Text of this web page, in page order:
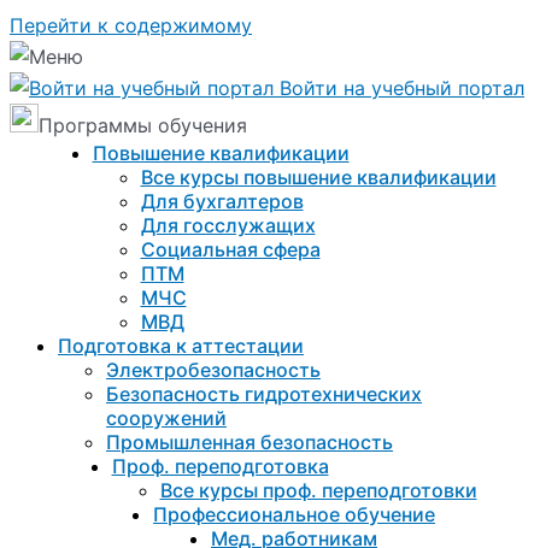
Перейти к содержимому
Войти на учебный портал
Программы обучения
Повышение квалификации
Все курсы повышение квалификации
Для бухгалтеров
Для госслужащих
Социальная сфера
ПТМ
МЧС
МВД
Подготовка к aттестации
Электробезопасность
Безопасность гидротехнических
сооружений
Промышленная безопасность
Проф. переподготовка
Все курсы проф. переподготовки
Профессиональное обучение
Мед. работникам